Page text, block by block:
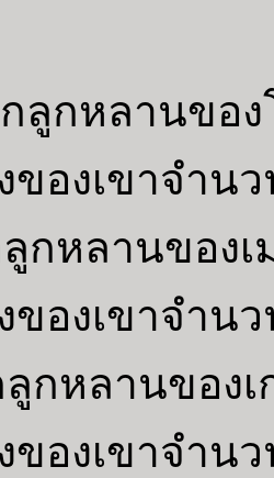
ลูกหลานขอ
ของเขาจำน
ลูกหลานของ
ของเขาจำน
ลูกหลานของ
ของเขาจำน